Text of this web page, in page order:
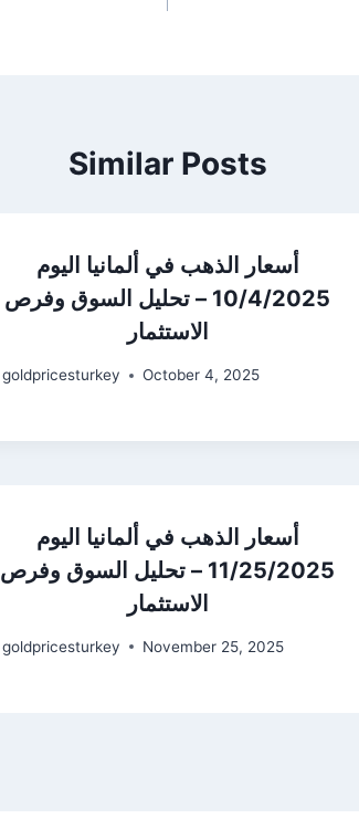
Similar Posts
أسعار الذهب في ألمانيا اليوم
10/4/2025 – تحليل السوق وفرص
الاستثمار
goldpricesturkey October 4, 2025
أسعار الذهب في ألمانيا اليوم
11/25/2025 – تحليل السوق وفرص
الاستثمار
goldpricesturkey November 25, 2025